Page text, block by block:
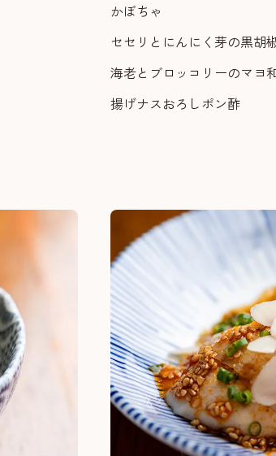
かぼちゃ
セセリとにんにく芽の黒胡
海老とブロッコリーのマヨ
揚げナスおろしポン酢